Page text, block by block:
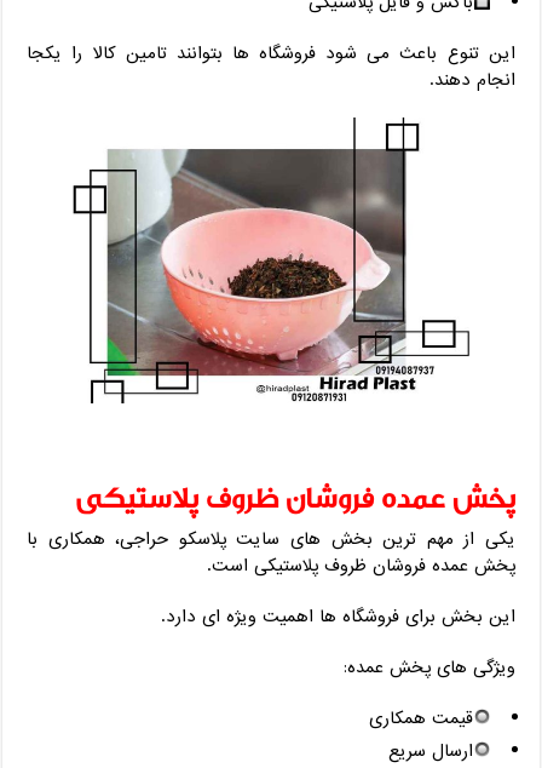
این تنوع باعث می ‌شود فروشگاه ‌ها بتوانند تامین کالا را یکجا
انجام دهند.
پخش عمده فروشان ظروف پلاستیکی
یکی از مهم ‌ترین بخش‌ های سایت پلاسکو حراجی، همکاری با
پخش عمده فروشان ظروف پلاستیکی است.
این بخش برای فروشگاه‌ ها اهمیت ویژه‌ ای دارد.
ویژگی ‌های پخش عمده:
قیمت همکاری
ارسال سریع